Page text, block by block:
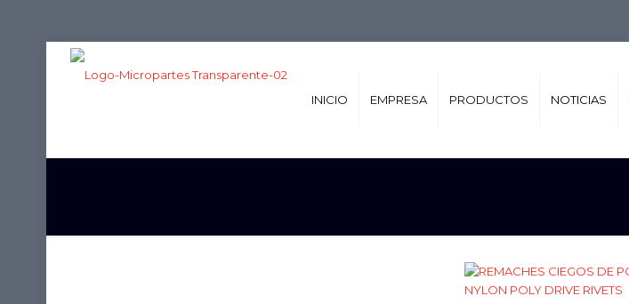
INICIO EMPRESA PRODUCTOS NOTICIAS